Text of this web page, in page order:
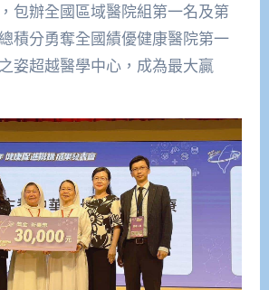
包辦全國區域醫院組第一名及第
積分勇奪全國績優健康醫院第一
姿超越醫學中心，成為最大贏